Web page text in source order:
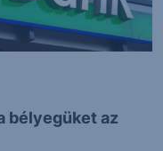
bélyegüket az